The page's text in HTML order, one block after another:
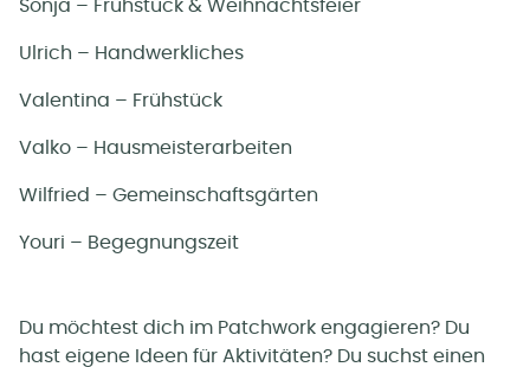
Sonja – Frühstück & Weihnachtsfeier
Ulrich – Handwerkliches
Valentina – Frühstück
Valko – Hausmeisterarbeiten
Wilfried – Gemeinschaftsgärten
Youri – Begegnungszeit
Du möchtest dich im Patchwork engagieren? Du
hast eigene Ideen für Aktivitäten? Du suchst einen